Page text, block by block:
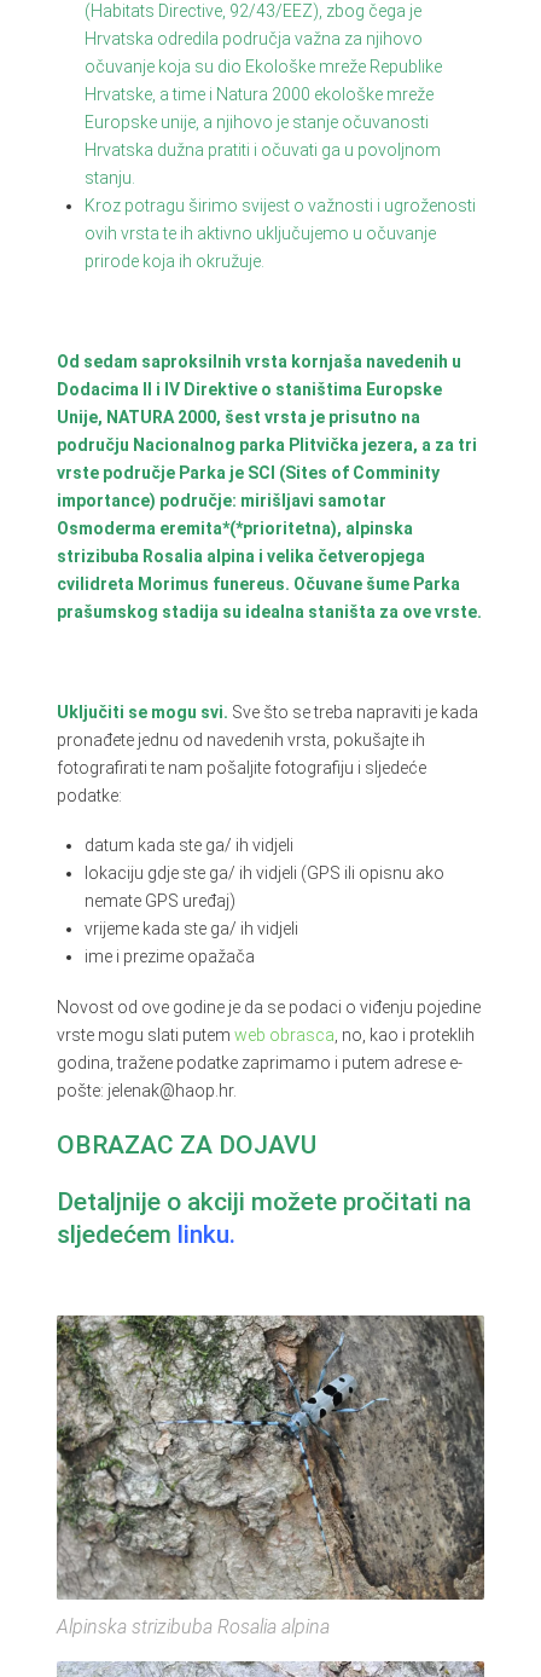
(Habitats Directive, 92/43/EEZ), zbog čega je
Hrvatska odredila područja važna za njihovo
očuvanje koja su dio Ekološke mreže Republike
Hrvatske, a time i Natura 2000 ekološke mreže
Europske unije, a njihovo je stanje očuvanosti
Hrvatska dužna pratiti i očuvati ga u povoljnom
stanju.
Kroz potragu širimo svijest o važnosti i ugroženosti
ovih vrsta te ih aktivno uključujemo u očuvanje
prirode koja ih okružuje.
Od sedam saproksilnih vrsta kornjaša navedenih u
Dodacima II i IV Direktive o staništima Europske
Unije, NATURA 2000, šest vrsta je prisutno na
području Nacionalnog parka Plitvička jezera, a za tri
vrste područje Parka je SCI (Sites of Comminity
importance) područje: mirišljavi samotar
Osmoderma eremita*(*prioritetna), alpinska
strizibuba Rosalia alpina i velika četveropjega
cvilidreta Morimus funereus. Očuvane šume Parka
prašumskog stadija su idealna staništa za ove vrste.
Uključiti se mogu svi. Sve što se treba napraviti je kada
pronađete jednu od navedenih vrsta, pokušajte ih
fotografirati te nam pošaljite fotografiju i sljedeće
podatke:
datum kada ste ga/ ih vidjeli
lokaciju gdje ste ga/ ih vidjeli (GPS ili opisnu ako
nemate GPS uređaj)
vrijeme kada ste ga/ ih vidjeli
ime i prezime opažača
Novost od ove godine je da se podaci o viđenju pojedine
vrste mogu slati putem web obrasca , no, kao i proteklih
godina, tražene podatke zaprimamo i putem adrese e-
pošte: jelenak@haop.hr.
OBRAZAC ZA DOJAVU
Detaljnije o akciji možete pročitati na
sljedećem linku.
Alpinska strizibuba Rosalia alpina